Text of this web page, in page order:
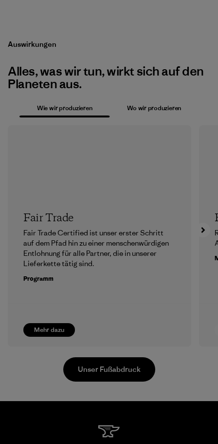
Auswirkungen
Alles, was wir tun, wirkt sich auf den
Planeten aus.
Wie wir produzieren Wo wir produzieren
Mehr dazu
Fair Trade
Fair Trade Certified ist unser erster Schritt
auf dem Pfad hin zu einer menschenwürdigen
Entlohnung für alle Partner, die in unserer
Lieferkette tätig sind.
Programm
Unser Fußabdruck